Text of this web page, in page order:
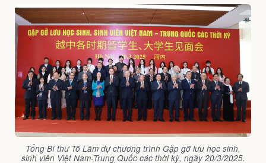
Tổng Bí thư Tô Lâm dự chương trình Gặp gỡ lưu học sinh,
sinh viên Việt Nam-Trung Quốc các thời kỳ, ngày 20/3/2025.